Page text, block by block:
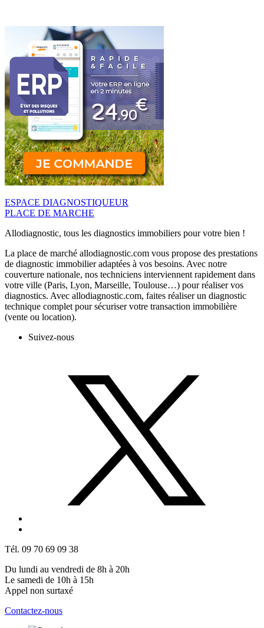
ESPACE DIAGNOSTIQUEUR
PLACE DE MARCHE
Allodiagnostic, tous les diagnostics immobiliers pour votre bien !
La place de marché allodiagnostic.com vous propose des prestations
de diagnostic immobilier adaptées à vos besoins. Avec notre
couverture nationale, nos techniciens interviennent rapidement dans
votre ville (Paris, Lyon, Marseille, Toulouse…) pour réaliser vos
diagnostics. Avec allodiagnostic.com, faites réaliser un diagnostic
technique complet pour sécuriser votre transaction immobilière
(vente ou location).
Suivez-nous
Tél. 09 70 69 09 38
Du lundi au vendredi de 8h à 20h
Le samedi de 10h à 15h
Appel non surtaxé
Contactez-nous